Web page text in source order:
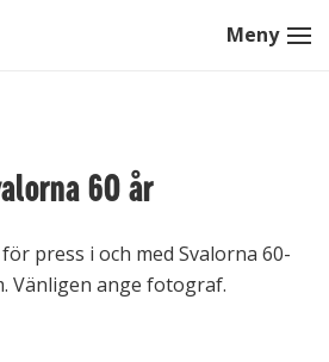
60 år
press i och med Svalorna 60-
Vänligen ange fotograf.